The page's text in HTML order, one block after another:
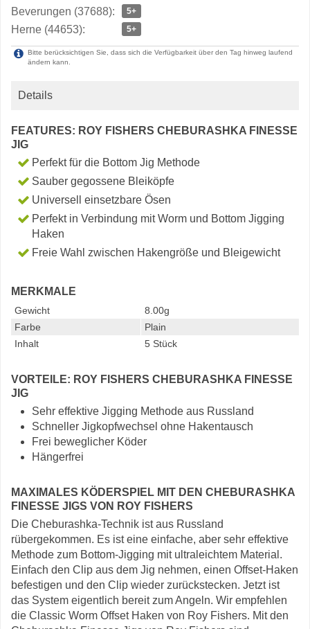
Beverungen (37688): 5+
Herne (44653): 5+
Bitte berücksichtigen Sie, dass sich die Verfügbarkeit über den Tag hinweg laufend
ändern kann.
Details
FEATURES: ROY FISHERS CHEBURASHKA FINESSE
JIG
Perfekt für die Bottom Jig Methode
Sauber gegossene Bleiköpfe
Universell einsetzbare Ösen
Perfekt in Verbindung mit Worm und Bottom Jigging
Haken
Freie Wahl zwischen Hakengröße und Bleigewicht
MERKMALE
Gewicht
8.00g
Farbe
Plain
Inhalt
5 Stück
VORTEILE: ROY FISHERS CHEBURASHKA FINESSE
JIG
Sehr effektive Jigging Methode aus Russland
Schneller Jigkopfwechsel ohne Hakentausch
Frei beweglicher Köder
Hängerfrei
MAXIMALES KÖDERSPIEL MIT DEN CHEBURASHKA
FINESSE JIGS VON ROY FISHERS
Die Cheburashka-Technik ist aus Russland
rübergekommen. Es ist eine einfache, aber sehr effektive
Methode zum Bottom-Jigging mit ultraleichtem Material.
Einfach den Clip aus dem Jig nehmen, einen Offset-Haken
befestigen und den Clip wieder zurückstecken. Jetzt ist
das System eigentlich bereit zum Angeln. Wir empfehlen
die Classic Worm Offset Haken von Roy Fishers. Mit den